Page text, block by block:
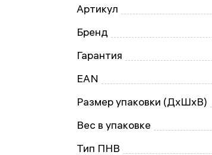
Артикул
Бренд
Гарантия
EAN
Размер упаковки (ДxШxВ)
Вес в упаковке
Тип ПНВ